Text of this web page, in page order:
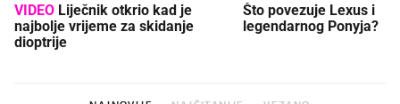
VIDEO
najbolje vrijeme za skidanje
dioptrije
Što povezuje Lexus i
legendarnog Ponyja?